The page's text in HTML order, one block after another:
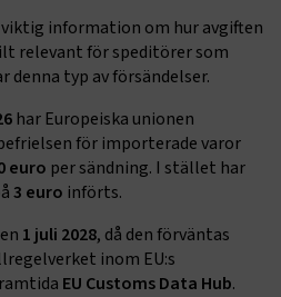
information om hur avgiften
relevant för speditörer som
typ av försändelser.
har Europeiska unionen
för importerade varor
euro per sändning. I stället har
3 euro införts.
1 juli 2028, då den förväntas
inom EU:s
EU Customs Data Hub.